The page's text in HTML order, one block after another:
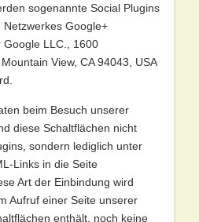
sogenannte Social Plugins
Google+
LLC., 1600
View, CA 94043, USA
beim Besuch unserer
diese Schaltflächen nicht
sondern lediglich unter
Links in die Seite
Art der Einbindung wird
Aufruf einer Seite unserer
enthält, noch keine